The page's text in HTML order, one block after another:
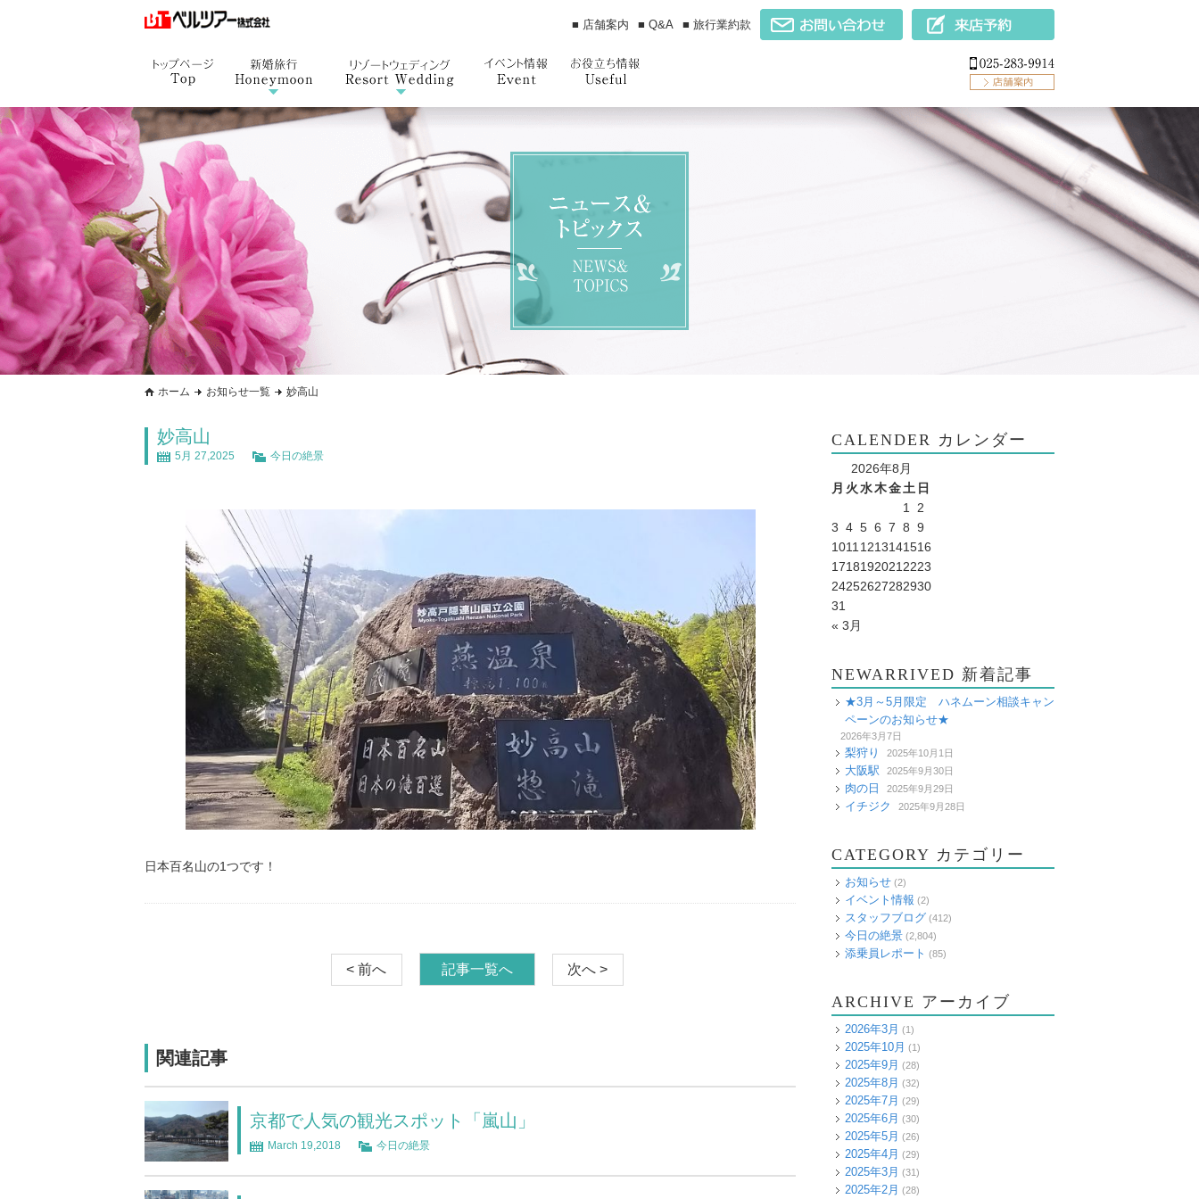
■ 店舗案内 ■ Q&A ■ 旅行業約款
ホーム お知らせ一覧 妙高山
妙高山
5月 27,2025 今日の絶景
日本百名山の1つです！
< 前へ 記事一覧へ 次へ >
関連記事
京都で人気の観光スポット「嵐山」
March 19,2018 今日の絶景
CALENDER カレンダー
2026年8月
月 火水木金土 日
1
2
3 4 5 6 7 8 9
1011 1213141516
1718192021 2223
24252627282930
31
« 3月
NEWARRIVED 新着記事
★3月～5月限定 ハネムーン相談キャン
ペーンのお知らせ★
2026年3月7日
梨狩り 2025年10月1日
大阪駅 2025年9月30日
肉の日 2025年9月29日
イチジク 2025年9月28日
CATEGORY カテゴリー
お知らせ (2)
イベント情報 (2)
スタッフブログ (412)
今日の絶景 (2,804)
添乗員レポート (85)
ARCHIVE アーカイブ
2026年3月 (1)
2025年10月 (1)
2025年9月 (28)
2025年8月 (32)
2025年7月 (29)
2025年6月 (30)
2025年5月 (26)
2025年4月 (29)
2025年3月 (31)
2025年2月 (28)